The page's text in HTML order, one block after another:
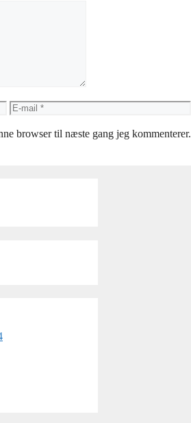
E-
mail
browser til næste gang jeg kommenterer.